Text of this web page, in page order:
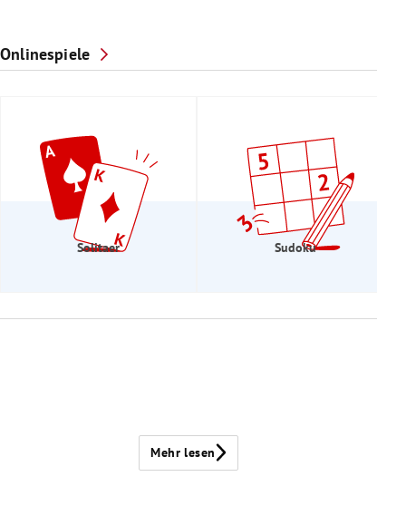
Onlinespiele
Solitaer Sudoku
Mehr lesen